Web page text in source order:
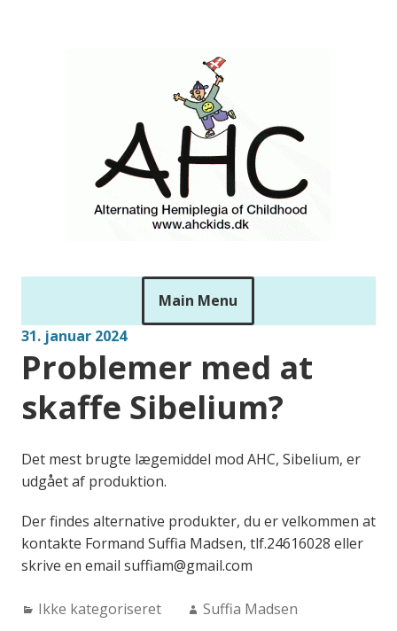
Main Menu
31. januar 2024
Problemer med at
skaffe Sibelium?
Det mest brugte lægemiddel mod AHC, Sibelium, er
udgået af produktion.
Der findes alternative produkter, du er velkommen at
kontakte Formand Suffia Madsen, tlf.24616028 eller
skrive en email suffiam@gmail.com
Categories:
Ikke kategoriseret Author:
Suffia Madsen